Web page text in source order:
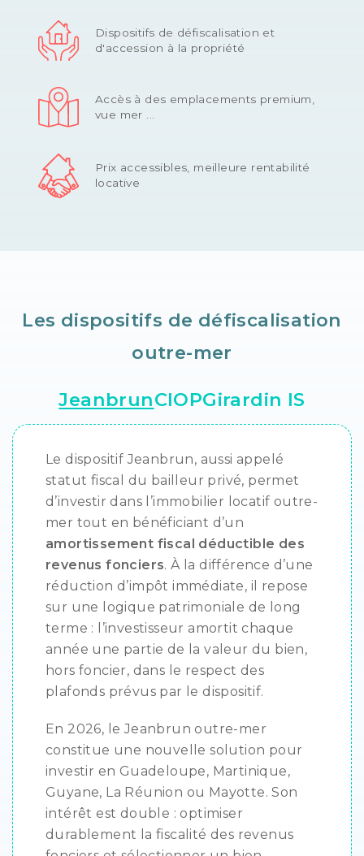
Dispositifs de défiscalisation et
d'accession à la propriété
Accès à des emplacements premium,
vue mer ...
Prix accessibles, meilleure rentabilité
locative
Les dispositifs de défiscalisation
outre-mer
JeanbrunCIOPGirardin IS
Le dispositif Jeanbrun, aussi appelé
statut fiscal du bailleur privé, permet
d’investir dans l’immobilier locatif outre-
mer tout en bénéficiant d’un
amortissement fiscal déductible des
revenus fonciers. À la différence d’une
réduction d’impôt immédiate, il repose
sur une logique patrimoniale de long
terme : l’investisseur amortit chaque
année une partie de la valeur du bien,
hors foncier, dans le respect des
plafonds prévus par le dispositif.
En 2026, le Jeanbrun outre-mer
constitue une nouvelle solution pour
investir en Guadeloupe, Martinique,
Guyane, La Réunion ou Mayotte. Son
intérêt est double : optimiser
durablement la fiscalité des revenus